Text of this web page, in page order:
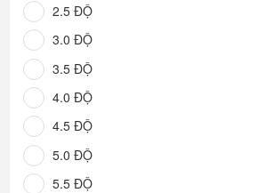
2.5 ĐỘ
3.0 ĐỘ
3.5 ĐỘ
4.0 ĐỘ
4.5 ĐỘ
5.0 ĐỘ
5.5 ĐỘ